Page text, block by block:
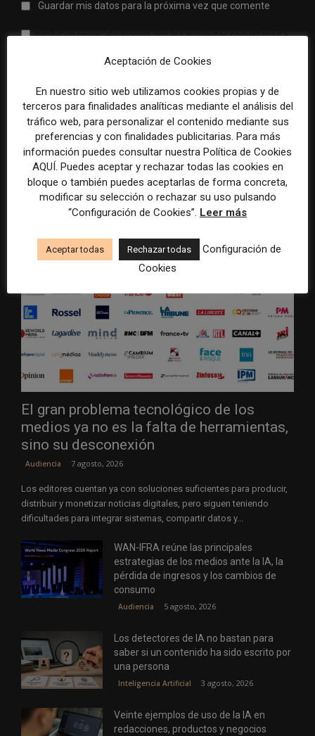
Guardar mis datos para la próxima vez que comente
Recibir un correo electrónico con los siguientes comentarios a
Recibir un correo electrónico con cada nueva entrada.
ÚLTIMOS ARTÍCULOS
El gran problema tecnológico de los
medios ya no es la falta de herramientas,
sino su desconexión
Audiencia 7 agosto, 2026
Los editores cuentan ya con soluciones suficientes para producir,
distribuir y monetizar noticias digitales, pero siguen teniendo
dificultades para integrar sistemas, compartir datos y...
WAN-IFRA reúne las principales
estrategias de los medios ante la IA, la
pérdida de ingresos y los cambios de
consumo
Audiencia 5 agosto, 2026
Los detectores de IA no bastan para
saber si un contenido ha sido escrito por
una persona
Inteligencia Artificial 3 agosto, 2026
Veinte ejemplos de uso de la IA en
redacciones, productos y negocios
Aceptación de Cookies
En nuestro sitio web utilizamos cookies propias y de
terceros para finalidades analíticas mediante el análisis del
tráfico web, para personalizar el contenido mediante sus
preferencias y con finalidades publicitarias. Para más
información puedes consultar nuestra Política de Cookies
AQUÍ. Puedes aceptar y rechazar todas las cookies en
bloque o también puedes aceptarlas de forma concreta,
modificar su selección o rechazar su uso pulsando
“Configuración de Cookies”. Leer más
Aceptar todas Rechazar todas
Configuración de
Cookies